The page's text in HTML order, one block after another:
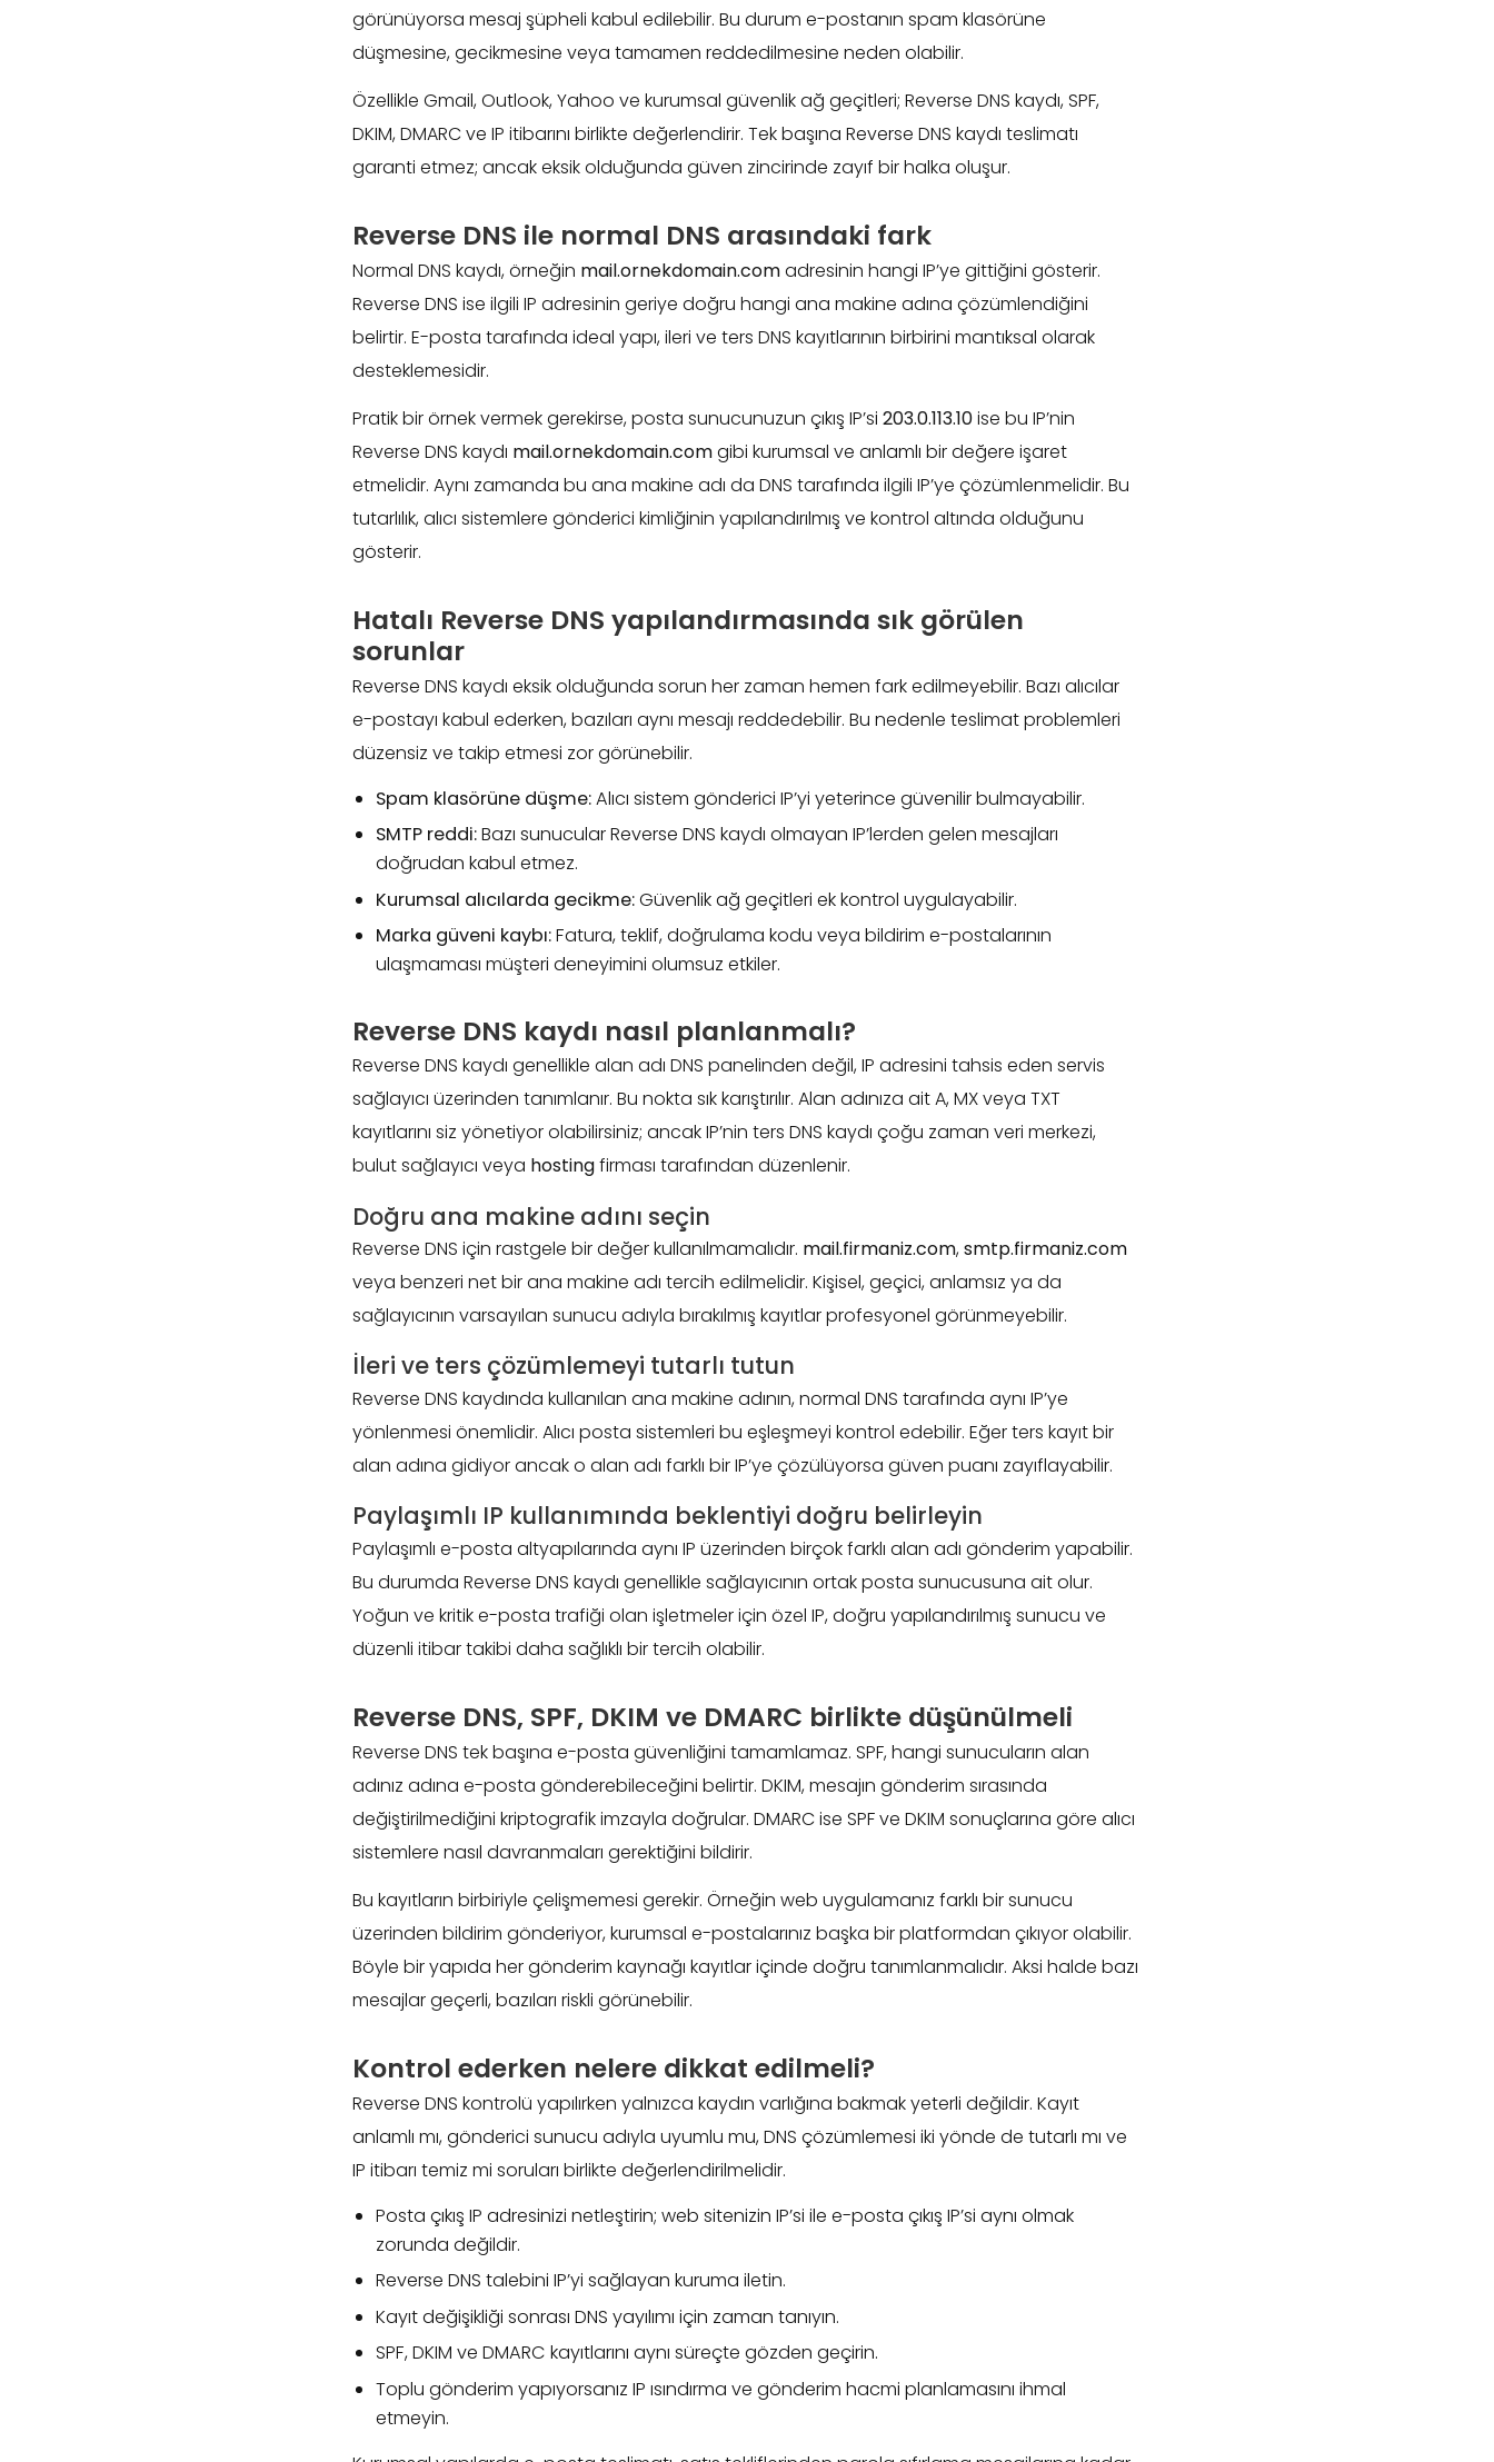
görünüyorsa mesaj şüpheli kabul edilebilir. Bu durum e-postanın spam klasörüne
düşmesine, gecikmesine veya tamamen reddedilmesine neden olabilir.
Özellikle Gmail, Outlook, Yahoo ve kurumsal güvenlik ağ geçitleri; Reverse DNS kaydı, SPF,
DKIM, DMARC ve IP itibarını birlikte değerlendirir. Tek başına Reverse DNS kaydı teslimatı
garanti etmez; ancak eksik olduğunda güven zincirinde zayıf bir halka oluşur.
Reverse DNS ile normal DNS arasındaki fark
Normal DNS kaydı, örneğin mail.ornekdomain.comadresinin hangi IP’ye gittiğini gösterir.
Reverse DNS ise ilgili IP adresinin geriye doğru hangi ana makine adına çözümlendiğini
belirtir. E-posta tarafında ideal yapı, ileri ve ters DNS kayıtlarının birbirini mantıksal olarak
desteklemesidir.
Pratik bir örnek vermek gerekirse, posta sunucunuzun çıkış IP’si 203.0.113.10ise bu IP’nin
Reverse DNS kaydı mail.ornekdomain.comgibi kurumsal ve anlamlı bir değere işaret
etmelidir. Aynı zamanda bu ana makine adı da DNS tarafında ilgili IP’ye çözümlenmelidir. Bu
tutarlılık, alıcı sistemlere gönderici kimliğinin yapılandırılmış ve kontrol altında olduğunu
gösterir.
Hatalı Reverse DNS yapılandırmasında sık görülen
sorunlar
Reverse DNS kaydı eksik olduğunda sorun her zaman hemen fark edilmeyebilir. Bazı alıcılar
e-postayı kabul ederken, bazıları aynı mesajı reddedebilir. Bu nedenle teslimat problemleri
düzensiz ve takip etmesi zor görünebilir.
Spam klasörüne düşme:Alıcı sistem gönderici IP’yi yeterince güvenilir bulmayabilir.
SMTP reddi:Bazı sunucular Reverse DNS kaydı olmayan IP’lerden gelen mesajları
doğrudan kabul etmez.
Kurumsal alıcılarda gecikme:Güvenlik ağ geçitleri ek kontrol uygulayabilir.
Marka güveni kaybı:Fatura, teklif, doğrulama kodu veya bildirim e-postalarının
ulaşmaması müşteri deneyimini olumsuz etkiler.
Reverse DNS kaydı nasıl planlanmalı?
Reverse DNS kaydı genellikle alan adı DNS panelinden değil, IP adresini tahsis eden servis
sağlayıcı üzerinden tanımlanır. Bu nokta sık karıştırılır. Alan adınıza ait A, MX veya TXT
kayıtlarını siz yönetiyor olabilirsiniz; ancak IP’nin ters DNS kaydı çoğu zaman veri merkezi,
bulut sağlayıcı veya hostingfirması tarafından düzenlenir.
Doğru ana makine adını seçin
Reverse DNS için rastgele bir değer kullanılmamalıdır. mail.firmaniz.com,smtp.firmaniz.com
veya benzeri net bir ana makine adı tercih edilmelidir. Kişisel, geçici, anlamsız ya da
sağlayıcının varsayılan sunucu adıyla bırakılmış kayıtlar profesyonel görünmeyebilir.
İleri ve ters çözümlemeyi tutarlı tutun
Reverse DNS kaydında kullanılan ana makine adının, normal DNS tarafında aynı IP’ye
yönlenmesi önemlidir. Alıcı posta sistemleri bu eşleşmeyi kontrol edebilir. Eğer ters kayıt bir
alan adına gidiyor ancak o alan adı farklı bir IP’ye çözülüyorsa güven puanı zayıflayabilir.
Paylaşımlı IP kullanımında beklentiyi doğru belirleyin
Paylaşımlı e-posta altyapılarında aynı IP üzerinden birçok farklı alan adı gönderim yapabilir.
Bu durumda Reverse DNS kaydı genellikle sağlayıcının ortak posta sunucusuna ait olur.
Yoğun ve kritik e-posta trafiği olan işletmeler için özel IP, doğru yapılandırılmış sunucu ve
düzenli itibar takibi daha sağlıklı bir tercih olabilir.
Reverse DNS, SPF, DKIM ve DMARC birlikte düşünülmeli
Reverse DNS tek başına e-posta güvenliğini tamamlamaz. SPF, hangi sunucuların alan
adınız adına e-posta gönderebileceğini belirtir. DKIM, mesajın gönderim sırasında
değiştirilmediğini kriptografik imzayla doğrular. DMARC ise SPF ve DKIM sonuçlarına göre alıcı
sistemlere nasıl davranmaları gerektiğini bildirir.
Bu kayıtların birbiriyle çelişmemesi gerekir. Örneğin web uygulamanız farklı bir sunucu
üzerinden bildirim gönderiyor, kurumsal e-postalarınız başka bir platformdan çıkıyor olabilir.
Böyle bir yapıda her gönderim kaynağı kayıtlar içinde doğru tanımlanmalıdır. Aksi halde bazı
mesajlar geçerli, bazıları riskli görünebilir.
Kontrol ederken nelere dikkat edilmeli?
Reverse DNS kontrolü yapılırken yalnızca kaydın varlığına bakmak yeterli değildir. Kayıt
anlamlı mı, gönderici sunucu adıyla uyumlu mu, DNS çözümlemesi iki yönde de tutarlı mı ve
IP itibarı temiz mi soruları birlikte değerlendirilmelidir.
Posta çıkış IP adresinizi netleştirin; web sitenizin IP’si ile e-posta çıkış IP’si aynı olmak
zorunda değildir.
Reverse DNS talebini IP’yi sağlayan kuruma iletin.
Kayıt değişikliği sonrası DNS yayılımı için zaman tanıyın.
SPF, DKIM ve DMARC kayıtlarını aynı süreçte gözden geçirin.
Toplu gönderim yapıyorsanız IP ısındırma ve gönderim hacmi planlamasını ihmal
etmeyin.